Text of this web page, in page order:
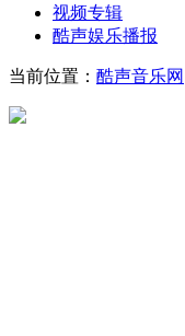
视频专辑
酷声娱乐播报
当前位置： 酷声音乐网